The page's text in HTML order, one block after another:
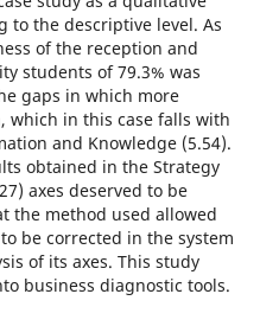
to the descriptive level. As
of the reception and
students of 79.3% was
gaps in which more
which in this case falls with
and Knowledge (5.54).
obtained in the Strategy
axes deserved to be
the method used allowed
be corrected in the system
of its axes. This study
business diagnostic tools.